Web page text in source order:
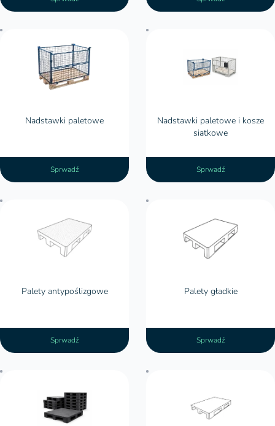
Nadstawki paletowe
Nadstawki paletowe
Sprwadź
Nadstawki paletowe i kosze
siatkowe
Nadstawki paletowe i kosze siatkowe
Sprwadź
Palety antypoślizgowe
Palety antypoślizgowe
Sprwadź
Palety gładkie
Palety gładkie
Sprwadź
Palety plastikowe Palety plastikowe 1200x1000